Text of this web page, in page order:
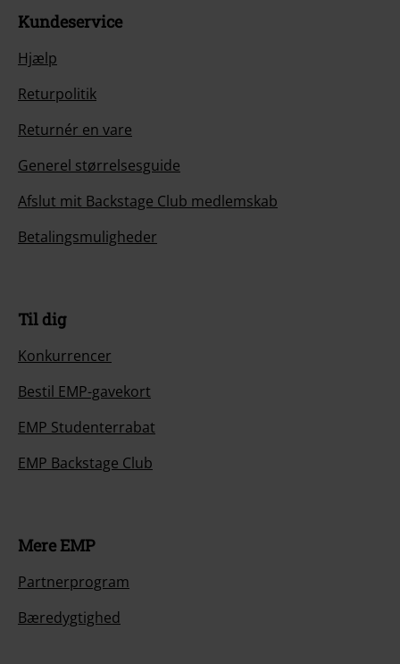
Kundeservice
Hjælp
Returpolitik
Returnér en vare
Generel størrelsesguide
Afslut mit Backstage Club medlemskab
Betalingsmuligheder
Til dig
Konkurrencer
Bestil EMP-gavekort
EMP Studenterrabat
EMP Backstage Club
Mere EMP
Partnerprogram
Bæredygtighed